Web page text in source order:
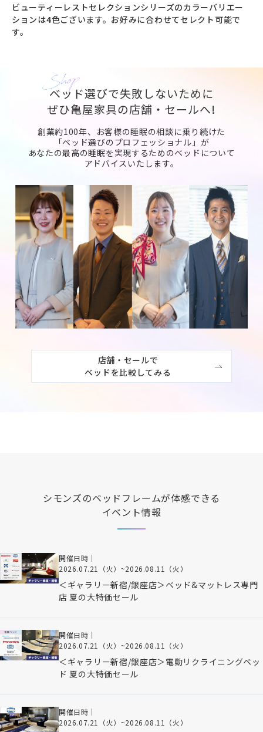
ビューティーレストセレクションシリーズのカラーバリエー
ションは4色ございます。お好みに合わせてセレクト可能で
す。
ベッド選びで失敗しないために
ぜひ亀屋家具の店舗・セールへ!
創業約100年、お客様の睡眠の相談に乗り続けた
「ベッド選びのプロフェッショナル」が
あなたの最高の睡眠を実現するためのベッドについて
アドバイスいたします。
店舗・セールで
ベッドを比較してみる
シモンズのベッドフレームが体感できる
イベント情報
開催日時｜
2026.07.21（火） ~2026.08.11（火）
＜ギャラリー新宿/銀座店＞ベッド&マットレス専門
店 夏の大特価セール
開催日時｜
2026.07.21（火） ~2026.08.11（火）
＜ギャラリー新宿/銀座店＞電動リクライニングベッ
ド 夏の大特価セール
開催日時｜
2026.07.21（火） ~2026.08.11（火）